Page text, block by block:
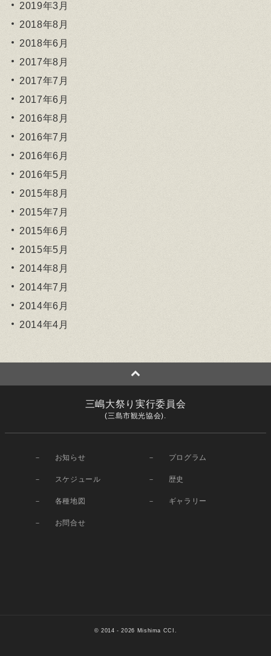
2019年3月
2018年8月
2018年6月
2017年8月
2017年7月
2017年6月
2016年8月
2016年7月
2016年6月
2016年5月
2015年8月
2015年7月
2015年6月
2015年5月
2014年8月
2014年7月
2014年6月
2014年4月
三嶋大祭り実行委員会
(三島市観光協会).
お知らせ プログラム
スケジュール 歴史
各種地図 ギャラリー
お問合せ
© 2014 - 2026 Mishima CCI.